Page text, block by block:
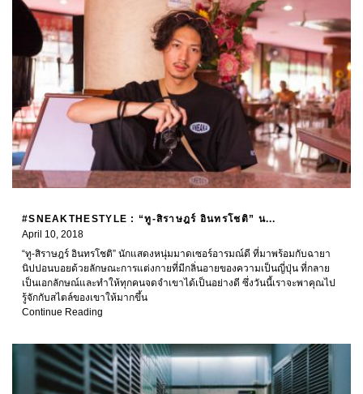
#SNEAKTHESTYLE : “ทู-สิราษฎร์ อินทรโชติ” น...
April 10, 2018
“ทู-สิราษฎร์ อินทรโชติ” นักแสดงหนุ่มมาดเซอร์อารมณ์ดี ที่มาพร้อมกับฉายา
นิปปอนบอยด้วยลักษณะการแต่งกายที่มีกลิ่นอายของความเป็นญี่ปุ่น ที่กลาย
เป็นเอกลักษณ์และทำให้ทุกคนจดจำเขาได้เป็นอย่างดี ซึ่งวันนี้เราจะพาคุณไป
รู้จักกับสไตล์ของเขาให้มากขึ้น
Continue Reading